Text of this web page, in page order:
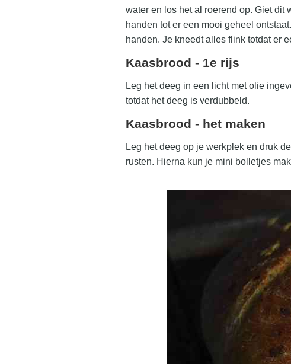
water en los het al roerend op. Giet dit
handen tot er een mooi geheel
handen. Je kneedt alles flink totdat er
Kaasbrood - 1e rijs
Leg het deeg in een licht met olie
totdat het deeg is verdubbeld.
Kaasbrood - het maken
Leg het deeg op je werkplek en druk
rusten. Hierna kun je mini bolletjes